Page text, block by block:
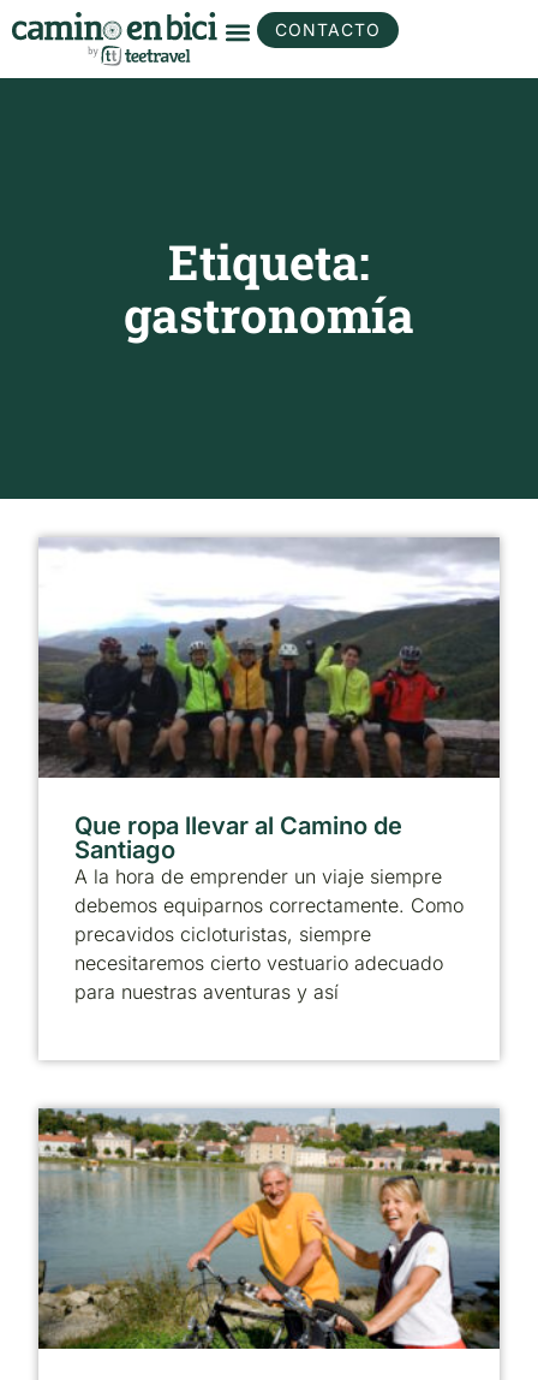
CONTACTO
Etiqueta:
gastronomía
Que ropa llevar al Camino de
Santiago
A la hora de emprender un viaje siempre
debemos equiparnos correctamente. Como
precavidos cicloturistas, siempre
necesitaremos cierto vestuario adecuado
para nuestras aventuras y así